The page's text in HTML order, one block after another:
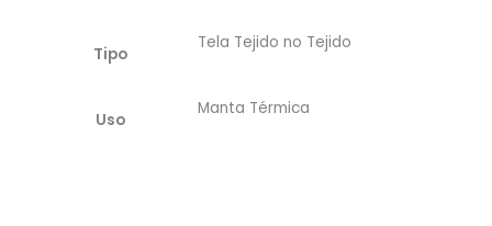
Tipo
Tela Tejido no Tejido
Uso
Manta Térmica